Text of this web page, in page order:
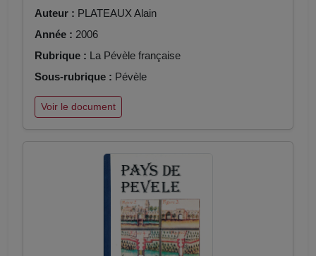
Auteur : PLATEAUX Alain
Année : 2006
Rubrique : La Pévèle française
Sous-rubrique : Pévèle
Voir le document